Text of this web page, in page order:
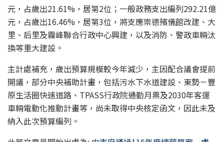
元，占歲出21.61%，居第2位；一般政務支出編列292.21億
元，占歲出16.46%，居第3位，將支應崇德殯儀館改建、大
里、后里及霧峰聯合行政中心興建，以及消防、警政車輛汰
換等重大建設。
主計處補充，歲出預算規模較今年減少，主因配合議會提前
開議，部分中央補助計畫，包括污水下水道建設、東勢－豐
原生活圈快速道路、TPASS行政院通勤月票及2030年客運
車輛電動化推動計畫等，尚未取得中央核定函文，因此未及
納入此次預算編列。